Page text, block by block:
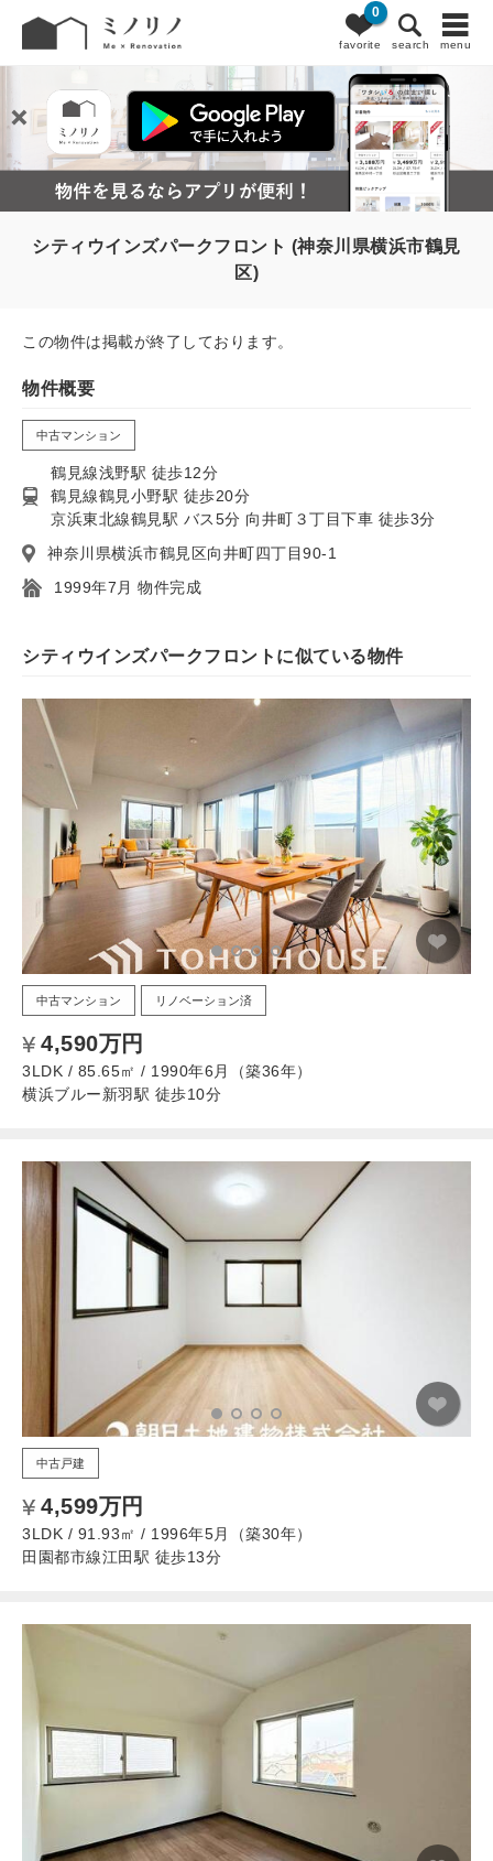
favorite
0
search menu
シティウインズパークフロント (神奈川県横浜市鶴見
区)
この物件は掲載が終了しております。
物件概要
中古マンション
鶴見線浅野駅 徒歩12分
鶴見線鶴見小野駅 徒歩20分
京浜東北線鶴見駅 バス5分 向井町３丁目下車 徒歩3分
神奈川県横浜市鶴見区向井町四丁目90-1
1999年7月 物件完成
シティウインズパークフロントに似ている物件
中古マンション リノベーション済
4,590万円
3LDK / 85.65㎡ / 1990年6月（築36年）
横浜ブルー新羽駅 徒歩10分
中古戸建
4,599万円
3LDK / 91.93㎡ / 1996年5月（築30年）
田園都市線江田駅 徒歩13分